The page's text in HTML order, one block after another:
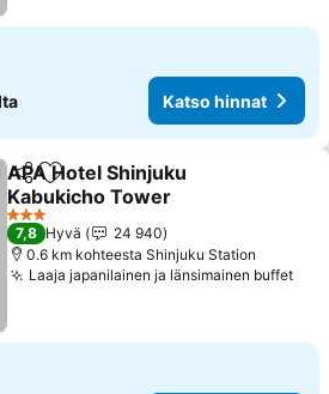
Katso hinnat
Jaa Lisää suosikkeihin
APA Hotel Shinjuku
Kabukicho Tower
Katso hinnat
3 Tähtiluokitus
7,8 Hyvä
24 940
0.6 km kohteesta Shinjuku Station
Laaja japanilainen ja länsimainen buffet